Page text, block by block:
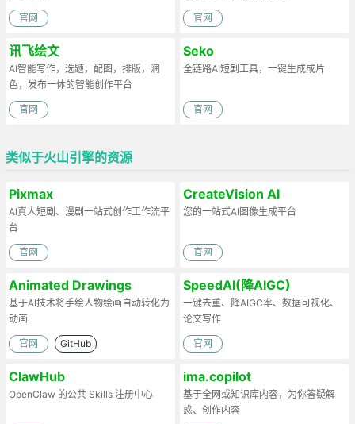
官网 官网
讯飞绘文
AI智能写作，选题，配图，排版，润
色，发布一体的智能创作平台
官网
Seko
全链路AI短剧工具，一键生成成片
官网
类似于火山引擎的资源
Pixmax
AI真人短剧、漫剧一站式创作工作流平
台
官网
CreateVision AI
您的一站式AI图像生成平台
官网
Animated Drawings
基于AI技术将手绘人物绘画自动转化为
动画
官网 GitHub
SpeedAI(降AIGC)
一键去重、降AIGC率、数据可视化、
论文写作
官网
ClawHub
OpenClaw 的公共 Skills 注册中心
ima.copilot
基于全网或知识库内容，为你答疑解
惑、创作内容